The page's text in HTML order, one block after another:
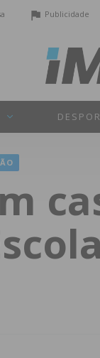
Publicidade